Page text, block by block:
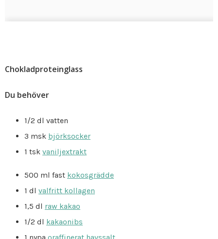
Chokladproteinglass
Du behöver
1/2 dl vatten
3 msk björksocker
1 tsk vaniljextrakt
500 ml fast kokosgrädde
1 dl valfritt kollagen
1,5 dl raw kakao
1/2 dl kakaonibs